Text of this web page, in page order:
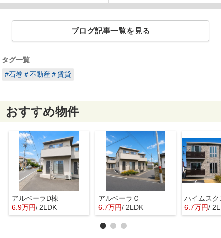
ブログ記事一覧を見る
タグ一覧
#石巻＃不動産＃賃貸
おすすめ物件
アルベーラD棟
6.9万円/ 2LDK
アルベーラＣ
6.7万円/ 2LDK 6.7万円/